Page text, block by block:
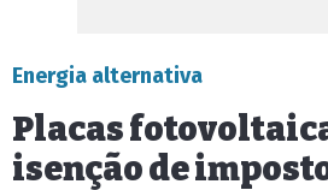
Energia alternativa
Placas
isenção de